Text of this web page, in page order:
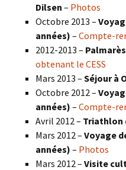
Dilsen – Photos
Octobre 2013 –
années) – Compte-
2012-2013 –
obtenant le CESS
Mars 2013 – Séjour à
Octobre 2012 –
années) – Compte-
Avril 2012 – Triathlon
Mars 2012 – Voyage
années) – Photos
Mars 2012 – Visite